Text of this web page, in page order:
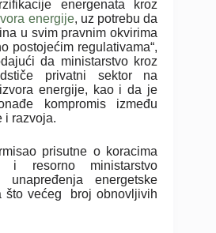
energenata kroz
energije, uz potrebu da
u svim pravnim okvirima
postojećim regulativama“,
da ministarstvo kroz
privatni sektor na
energije, kao i da je
kompromis između
i razvoja.
prisutne o koracima
resorno ministarstvo
energetske
što većeg broj obnovljivih